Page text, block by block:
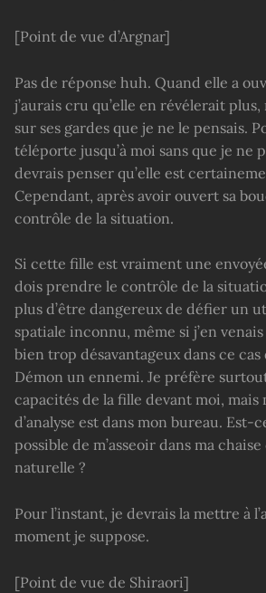
[Point de vue d’Argnar]
Pas de réponse huh. Quand elle a
j’aurais cru qu’elle en révélerait
sur ses gardes que je ne le pensais.
téléporte jusqu’à moi sans que je ne
devrais penser qu’elle est
Cependant, après avoir ouvert sa
contrôle de la situation.
Si cette fille est vraiment une
dois prendre le contrôle de la
plus d’être dangereux de défier un
spatiale inconnu, même si j’en
bien trop désavantageux dans ce
Démon un ennemi. Je préfère
capacités de la fille devant moi, mais
d’analyse est dans mon bureau. Est-
possible de m’asseoir dans ma chaise
naturelle ?
Pour l’instant, je devrais la mettre à
moment je suppose.
[Point de vue de Shiraori]